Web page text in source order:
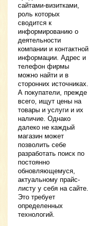
сайтами-визитками,
роль которых
сводится к
информированию о
деятельности
компании и контактной
информации. Адрес и
телефон фирмы
можно найти и в
сторонних источниках.
А покупатели, прежде
всего, ищут цены на
товары и услуги и их
наличие. Однако
далеко не каждый
магазин может
позволить себе
разработать поиск по
постоянно
обновляющемуся,
актуальному прайс-
листу у себя на сайте.
Это требует
определенных
технологий.